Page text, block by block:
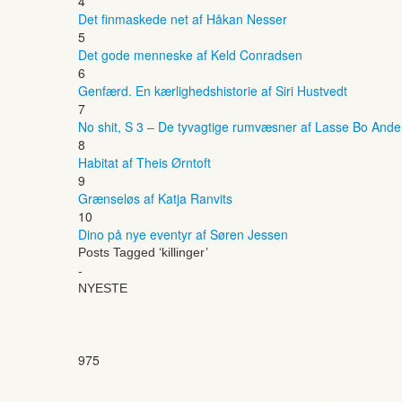
Det finmaskede net af Håkan Nesser
5
Det gode menneske af Keld Conradsen
6
Genfærd. En kærlighedshistorie af Siri Hustvedt
7
No shit, S 3 – De tyvagtige rumvæsner af Lasse Bo
8
Habitat af Theis Ørntoft
9
Grænseløs af Katja Ranvits
10
Dino på nye eventyr af Søren Jessen
Posts Tagged ‘killinger’
-
NYESTE
975